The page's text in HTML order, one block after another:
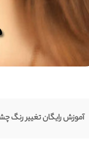
آموزش رایگان تغییر رنگ